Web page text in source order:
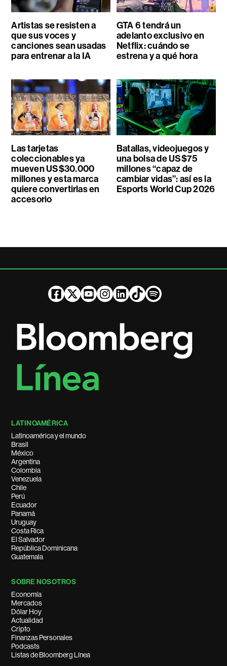
Artistas se resisten a
que sus voces y
canciones sean usadas
para entrenar a la IA
GTA 6 tendrá un
adelanto exclusivo en
Netflix: cuándo se
estrena y a qué hora
Las tarjetas
coleccionables ya
mueven US$30.000
millones y esta marca
quiere convertirlas en
accesorio
Batallas, videojuegos y
una bolsa de US$75
millones “capaz de
cambiar vidas”: así es la
Esports World Cup 2026
LATINOAMÉRICA
Latinoamérica y el mundo
Brasil
México
Argentina
Colombia
Venezuela
Chile
Perú
Ecuador
Panamá
Uruguay
Costa Rica
El Salvador
República Dominicana
Guatemala
SOBRE NOSOTROS
Economía
Mercados
Dólar Hoy
Actualidad
Cripto
Finanzas Personales
Podcasts
Listas de Bloomberg Línea